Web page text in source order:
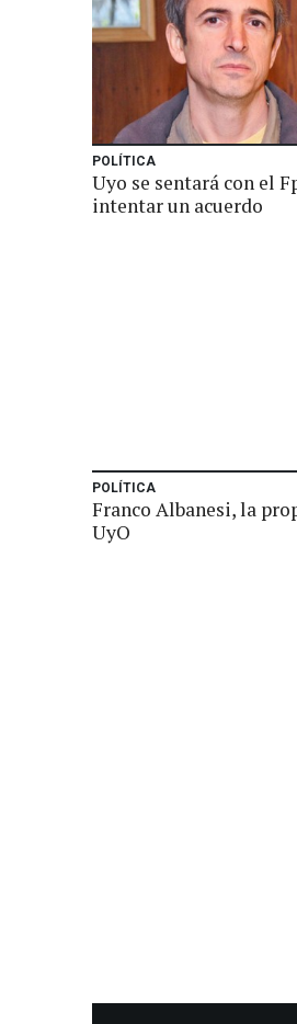
POLÍTICA
Uyo se sentará con el
intentar un acuerdo
POLÍTICA
Franco Albanesi, la
UyO